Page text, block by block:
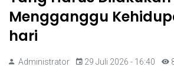
Mengganggu
hari
Administrator 29 Juli 2026 - 16:40